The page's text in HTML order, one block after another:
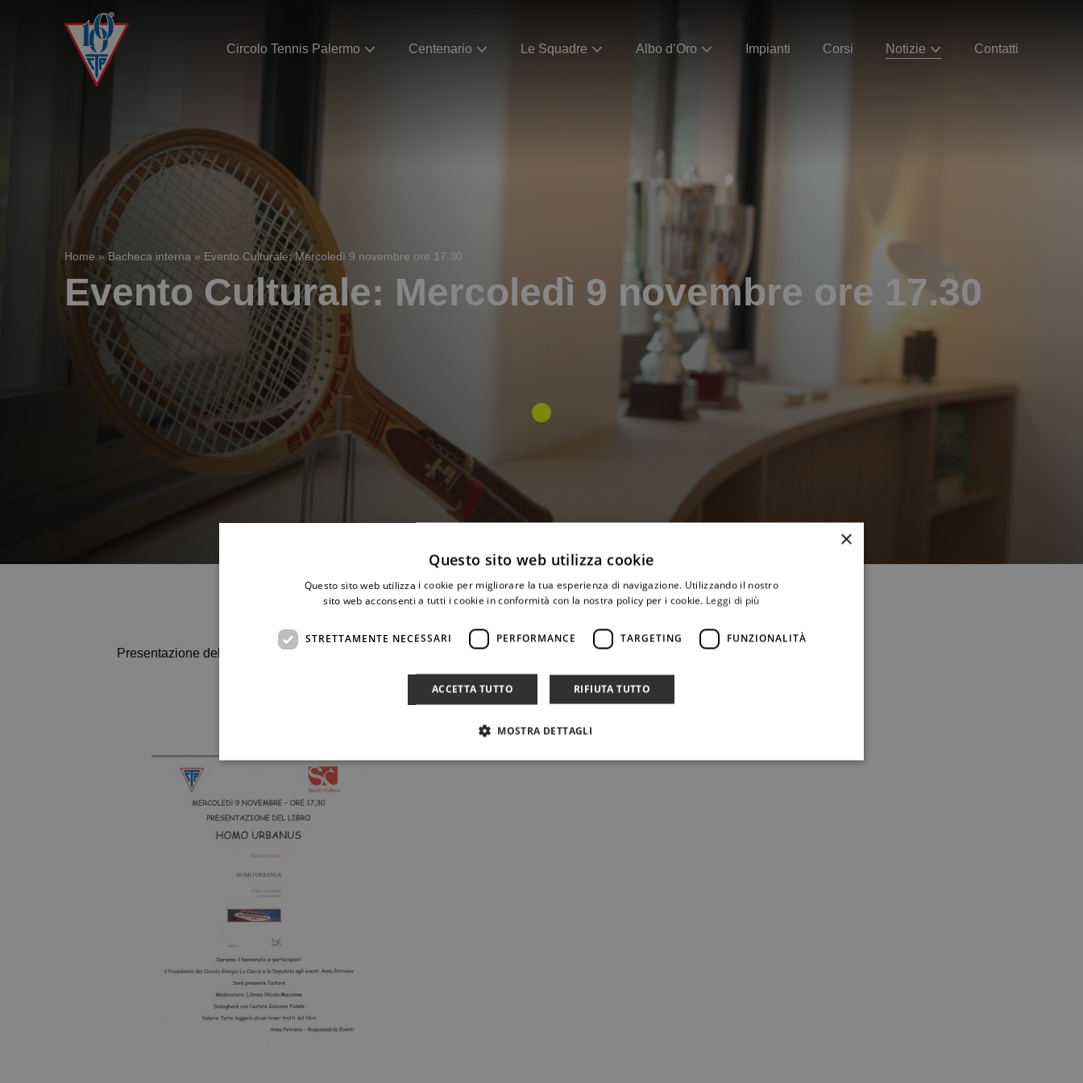
Circolo Tennis Palermo Centenario Le Squadre Albo d’Oro Impianti Corsi Notizie Contatti
Home » Bacheca interna » Evento Culturale: Mercoledì 9 novembre ore 17.30
Evento Culturale: Mercoledì 9 novembre ore 17.30
Presentazione del libro Homo Urbanus di Maurizio Carta Assessore Comunale all’Urbanistica e docente universitario.
×
Questo sito web utilizza cookie
Questo sito web utilizza i cookie per migliorare la tua esperienza di navigazione. Utilizzando il nostro
sito web acconsenti a tutti i cookie in conformità con la nostra policy per i cookie. Leggi di più
STRETTAMENTE NECESSARI PERFORMANCE TARGETING FUNZIONALITÀ
ACCETTA TUTTO RIFIUTA TUTTO
MOSTRA DETTAGLI